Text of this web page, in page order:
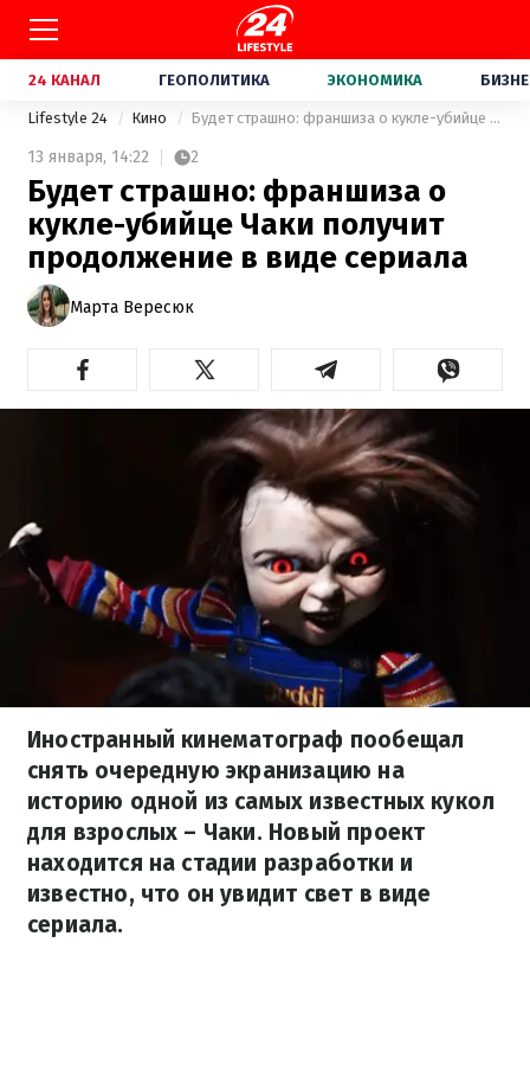
24 КАНАЛ ГЕОПОЛИТИКА ЭКОНОМИКА
Lifestyle 24 Кино Будет страшно: франшиза о кукле-убийце Чаки получит продолжение в виде сериала
13 января, 14:22 2
Будет страшно: франшиза о
кукле-убийце Чаки получит
продолжение в виде сериала
Марта Вересюк
Иностранный кинематограф пообещал
снять очередную экранизацию на
историю одной из самых известных кукол
для взрослых – Чаки. Новый проект
находится на стадии разработки и
известно, что он увидит свет в виде
сериала.